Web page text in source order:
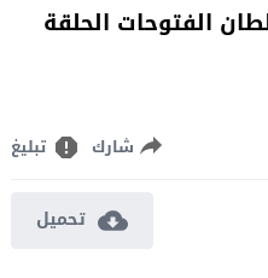
الفتوحات الحلقة
شارك تبليغ
تحميل